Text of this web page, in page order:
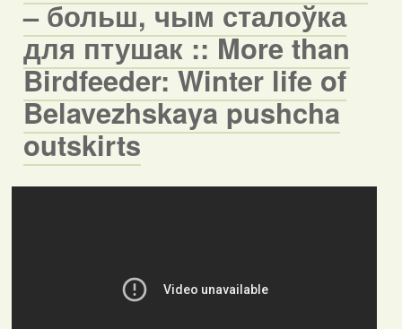
– больш, чым сталоўка
для птушак :: More than
Birdfeeder: Winter life of
Belavezhskaya pushcha
outskirts